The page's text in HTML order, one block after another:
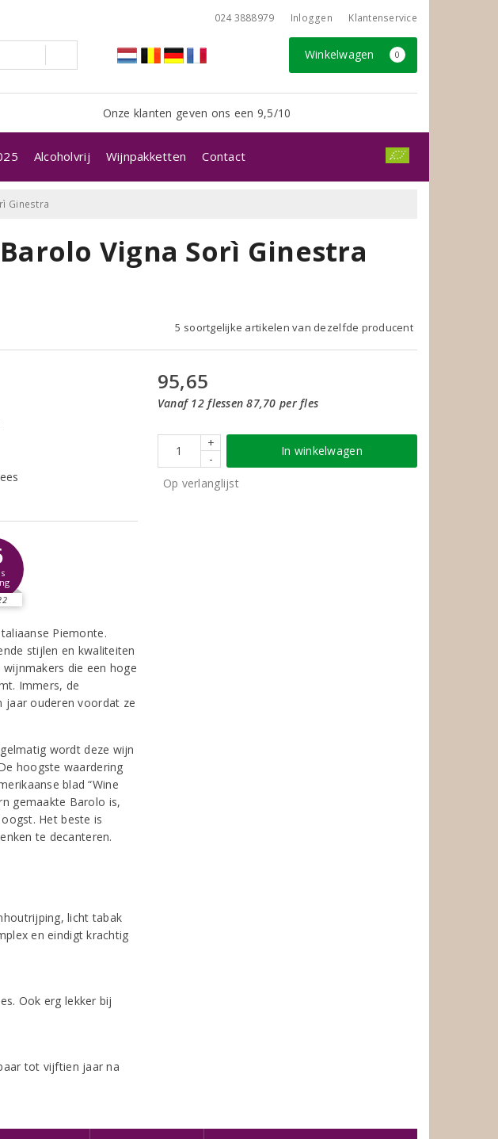
024 3888979 Inloggen Klantenservice
Winkelwagen 0
Onze klanten geven ons een 9,5/10
Alcoholvrij Wijnpakketten Contact
Ginestra
Vigna Sorì Ginestra
5 soortgelijke artikelen van dezelfde producent
Piemonte.
stijlen en kwaliteiten
die een hoge
Immers, de
ouderen voordat ze
wordt deze wijn
hoogste waardering
blad “Wine
gemaakte Barolo is,
Het beste is
te decanteren.
licht tabak
en eindigt krachtig
Ook erg lekker bij
tot vijftien jaar na
95,65
Vanaf 12 flessen 87,70 per fles
+
-
In winkelwagen
Op verlanglijst